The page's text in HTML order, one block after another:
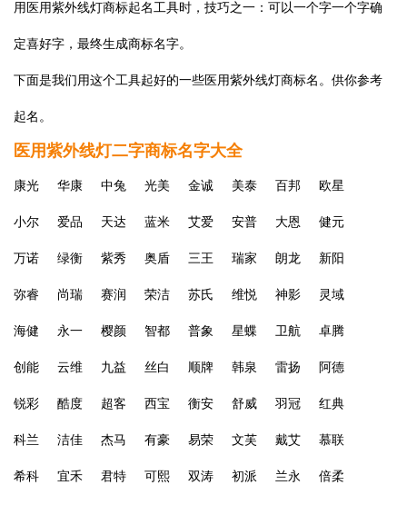
用医用紫外线灯商标起名工具时，技巧之一：可以一个字一个字确
定喜好字，最终生成商标名字。
下面是我们用这个工具起好的一些医用紫外线灯商标名。供你参考
起名。
医用紫外线灯二字商标名字大全
康光 华康 中兔 光美 金诚 美泰 百邦 欧星
小尔 爱品 天达 蓝米 艾爱 安普 大恩 健元
万诺 绿衡 紫秀 奥盾 三王 瑞家 朗龙 新阳
弥睿 尚瑞 赛润 荣洁 苏氏 维悦 神影 灵域
海健 永一 樱颜 智都 普象 星蝶 卫航 卓腾
创能 云维 九益 丝白 顺牌 韩泉 雷扬 阿德
锐彩 酷度 超客 西宝 衡安 舒威 羽冠 红典
科兰 洁佳 杰马 有豪 易荣 文芙 戴艾 慕联
希科 宜禾 君特 可熙 双涛 初派 兰永 倍柔